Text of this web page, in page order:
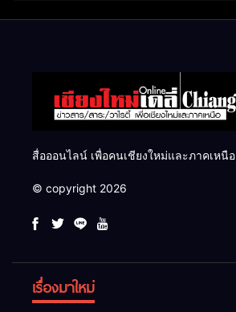
สื่อออนไลน์ เพื่อคนเชียงใหม่และภาคเหนือ
© copyright 2026
เรื่องมาใหม่